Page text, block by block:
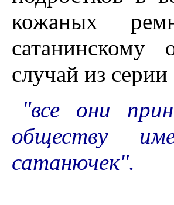
кожаных
случай из
"все они
обществу
сатанючек".